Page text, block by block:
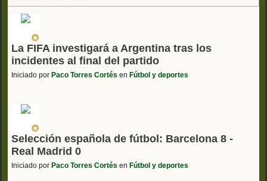
La FIFA investigará a Argentina tras los
incidentes al final del partido
Iniciado por Paco Torres Cortés en Fútbol y deportes
Selección española de fútbol: Barcelona 8 -
Real Madrid 0
Iniciado por Paco Torres Cortés en Fútbol y deportes